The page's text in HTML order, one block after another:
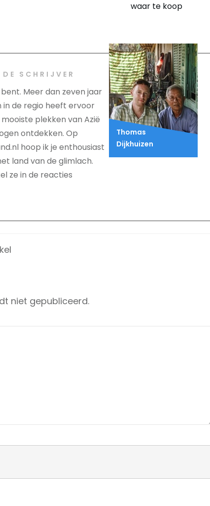
waar te koop
SCHRIJVER
bent. Meer dan zeven jaar
in de regio heeft ervoor
plekken van Azië
ontdekken. Op
hoop ik je enthousiast
land van de glimlach.
ze in de reacties
Thomas
Dijkhuizen
niet gepubliceerd.